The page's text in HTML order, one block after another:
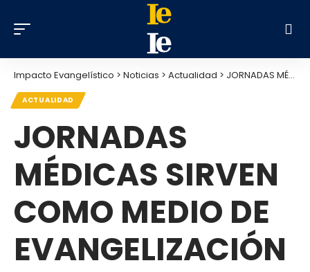
Impacto Evangelístico > Noticias > Actualidad > JORNADAS MÉDICAS SIRVEN COMO MEDIO DE EVANGELIZACIÓN
ACTUALIDAD
JORNADAS
MÉDICAS SIRVEN
COMO MEDIO DE
EVANGELIZACIÓN